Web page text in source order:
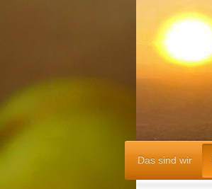
Das sind wir